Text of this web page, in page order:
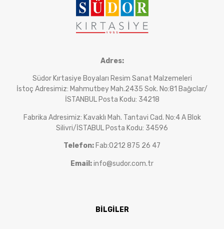
Adres:
Südor Kırtasiye Boyaları Resim Sanat Malzemeleri
İstoç Adresimiz: Mahmutbey Mah.2435 Sok. No:81 Bağıclar/
İSTANBUL Posta Kodu: 34218
Fabrika Adresimiz: Kavaklı Mah. Tantavi Cad. No:4 A Blok
Silivri/İSTABUL Posta Kodu: 34596
Telefon: Fab:0212 875 26 47
Email:info@sudor.com.tr
BİLGİLER